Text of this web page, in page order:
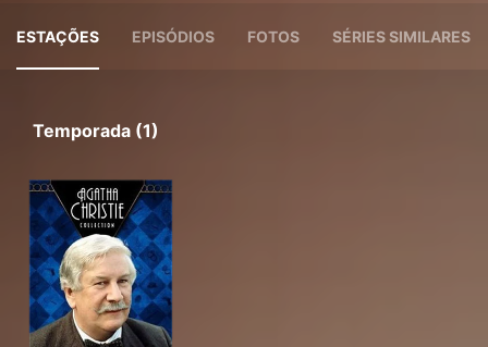
ESTAÇÕES EPISÓDIOS FOTOS SÉRIES SIMILARES
Temporada (1)